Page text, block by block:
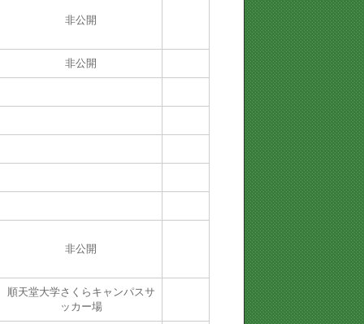
非公開
非公開
非公開
順天堂大学さくらキャンパスサ
ッカー場